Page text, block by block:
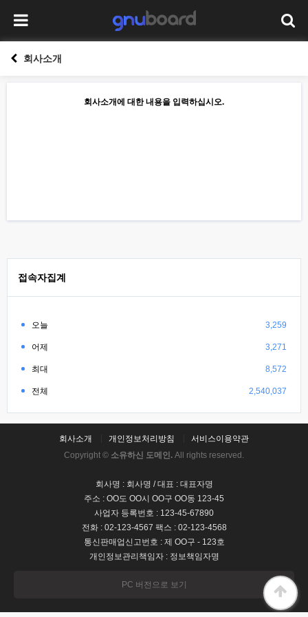
회사소개
회사소개에 대한 내용을 입력하십시오.
접속자집계
오늘 3,259
어제 3,271
최대 8,572
전체 2,540,037
회사소개 개인정보처리방침
서비스이용약관
Copyright © 소유하신 도메인. All rights reserved.
회사명 : 회사명 / 대표 : 대표자명
주소 : OO도 OO시 OO구 OO동 123-45
사업자 등록번호 : 123-45-67890
전화 : 02-123-4567 팩스 : 02-123-4568
통신판매업신고번호 : 제 OO구 - 123호
개인정보관리책임자 : 정보책임자명
PC 버전으로 보기